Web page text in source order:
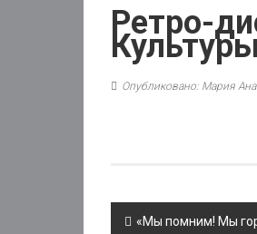
Ретро-
Опубликовано: Мария
Post
«Мы помним! Мы